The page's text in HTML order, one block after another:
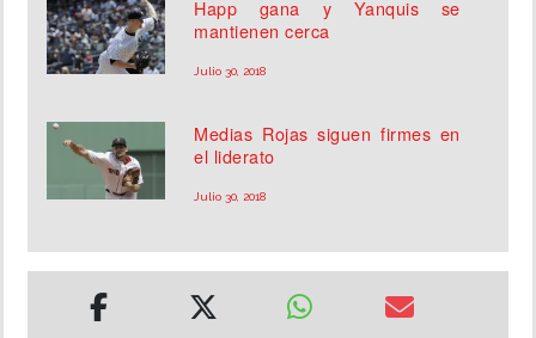
Happ gana y Yanquis se
mantienen cerca
Julio 30, 2018
Medias Rojas siguen firmes en
el liderato
Julio 30, 2018